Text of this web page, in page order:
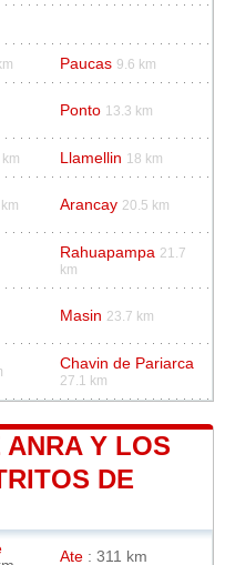
Paucas 9.6 km
Ponto 13.3 km
Llamellin 18 km
Arancay 20.5 km
Rahuapampa 21.7
km
Masin 23.7 km
Chavin de Pariarca
27.1 km
ANRA Y LOS
DE
Ate : 311 km